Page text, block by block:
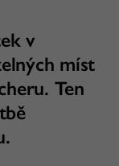
v
míst
Ten